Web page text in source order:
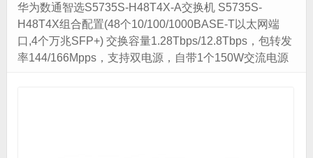
华为数通智选S5735S-H48T4X-A交换机 S5735S-
H48T4X组合配置(48个10/100/1000BASE-T以太网端
口,4个万兆SFP+) 交换容量1.28Tbps/12.8Tbps，包转发
率144/166Mpps，支持双电源，自带1个150W交流电源